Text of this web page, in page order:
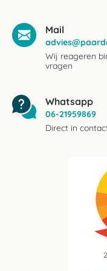
Mail
Wij reageren
vragen
Whatsapp
06-21959869
Direct in